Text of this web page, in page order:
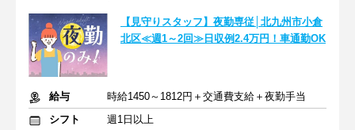
【見守りスタッフ】夜勤専従│北九州市小倉
北区≪週1～2回≫日収例2.4万円！車通勤OK
給与
時給1450～1812円＋交通費支給＋夜勤手当
シフト
週1日以上